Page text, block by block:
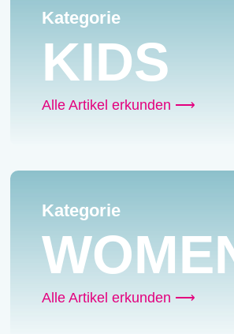
Kategorie
KIDS
Alle Artikel erkunden ⟶
Kategorie
Alle Artikel erkunden ⟶